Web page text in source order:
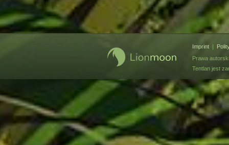
Imprint |
Prawa
Tentlan jest